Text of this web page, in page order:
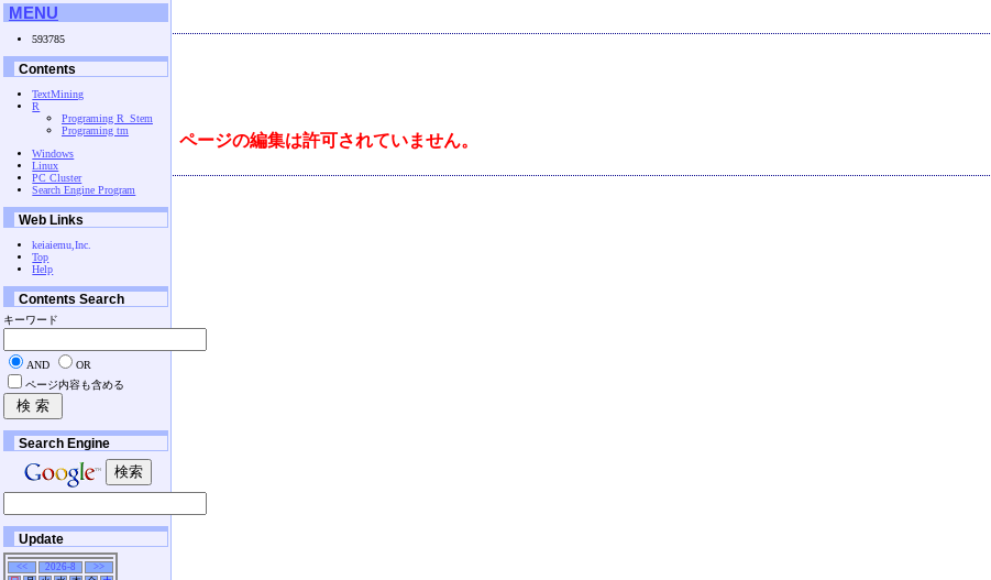
ページの編集は許可されていません。
MENU
593785
Contents
TextMining
R
Programing R_Stem
Programing tm
Windows
Linux
PC Cluster
Search Engine Program
Web Links
keiaiemu,Inc.
Top
Help
Contents Search
キーワード
AND
OR
ページ内容も含める
Search Engine
Update
<< 2026-8
>>